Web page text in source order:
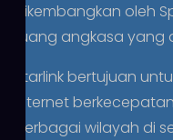
dikembangkan oleh
ruang angkasa yang
Starlink bertujuan
internet
berbagai wilayah di